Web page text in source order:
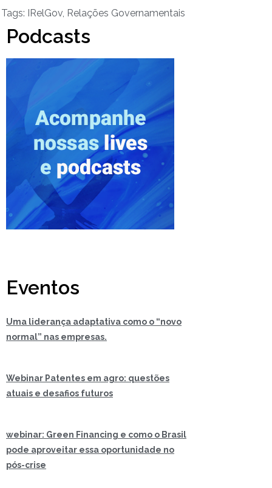
Tags: IRelGov, Relações Governamentais
Podcasts
Eventos
Uma liderança adaptativa como o “novo
normal” nas empresas.
Webinar Patentes em agro: questões
atuais e desafios futuros
webinar: Green Financing e como o Brasil
pode aproveitar essa oportunidade no
pós-crise